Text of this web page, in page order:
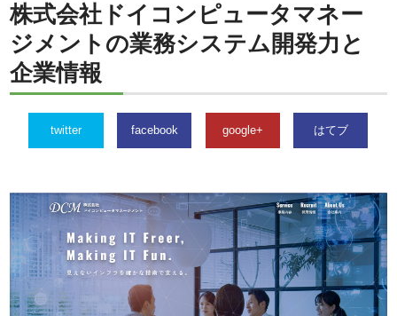
株式会社ドイコンピュータマネー
ジメントの業務システム開発力と
企業情報
twitter facebook google+ はてブ